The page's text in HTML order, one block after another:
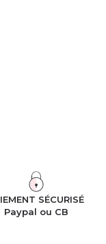
SÉCURISÉ
Paypal ou CB